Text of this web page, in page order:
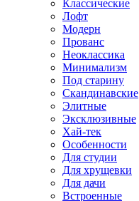
Классические
Лофт
Модерн
Прованс
Неоклассика
Минимализм
Под старину
Скандинавские
Элитные
Эксклюзивные
Хай-тек
Особенности
Для студии
Для хрущевки
Для дачи
Встроенные